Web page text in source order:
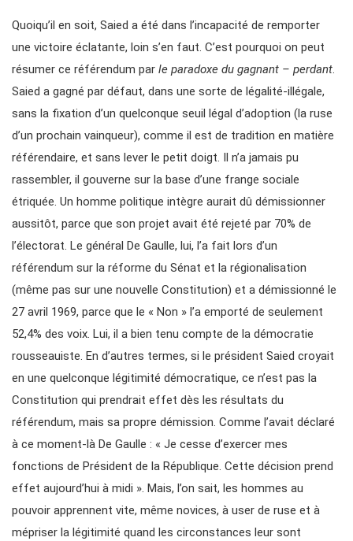
Quoiqu’il en soit, Saied a été dans l’incapacité de remporter
une victoire éclatante, loin s’en faut. C’est pourquoi on peut
résumer ce référendum par le paradoxe du gagnant – perdant.
Saied a gagné par défaut, dans une sorte de légalité-illégale,
sans la fixation d’un quelconque seuil légal d’adoption (la ruse
d’un prochain vainqueur), comme il est de tradition en matière
référendaire, et sans lever le petit doigt. Il n’a jamais pu
rassembler, il gouverne sur la base d’une frange sociale
étriquée. Un homme politique intègre aurait dû démissionner
aussitôt, parce que son projet avait été rejeté par 70% de
l’électorat. Le général De Gaulle, lui, l’a fait lors d’un
référendum sur la réforme du Sénat et la régionalisation
(même pas sur une nouvelle Constitution) et a démissionné le
27 avril 1969, parce que le « Non » l’a emporté de seulement
52,4% des voix. Lui, il a bien tenu compte de la démocratie
rousseauiste. En d’autres termes, si le président Saied croyait
en une quelconque légitimité démocratique, ce n’est pas la
Constitution qui prendrait effet dès les résultats du
référendum, mais sa propre démission. Comme l’avait déclaré
à ce moment-là De Gaulle : « Je cesse d’exercer mes
fonctions de Président de la République. Cette décision prend
effet aujourd’hui à midi ». Mais, l’on sait, les hommes au
pouvoir apprennent vite, même novices, à user de ruse et à
mépriser la légitimité quand les circonstances leur sont